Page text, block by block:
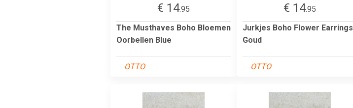
€ 14.95
The Musthaves Boho Bloemen
Oorbellen Blue
OTTO
€ 14.95
Jurkjes Boho Flower Earrings
Goud
OTTO